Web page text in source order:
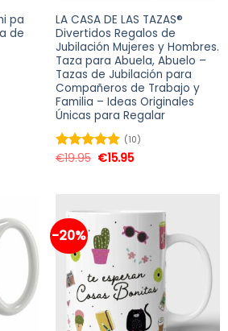
pa
de
LA CASA DE LAS TAZAS®
Divertidos Regalos de
Jubilación Mujeres y Hombres.
Taza para Abuela, Abuelo –
Tazas de Jubilación para
Compañeros de Trabajo y
Familia – Ideas Originales
Únicas para Regalar
Valorado
(10)
€19.95 €15.95
-20%